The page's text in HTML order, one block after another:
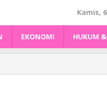
Kamis,
EKONOMI HUKUM